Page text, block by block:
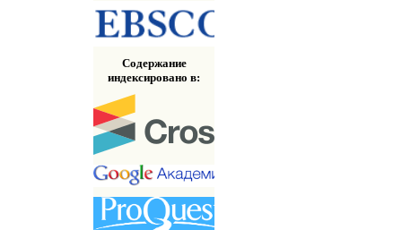
Содержание
индексировано в: